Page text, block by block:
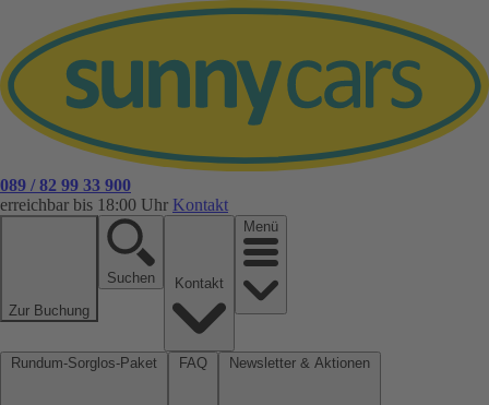
089 / 82 99 33 900
erreichbar bis 18:00 Uhr Kontakt
Zur Buchung
Suchen
Menü